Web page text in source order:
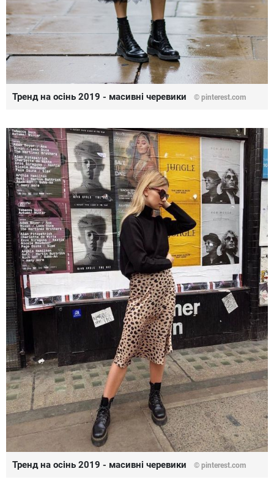
Тренд на осінь 2019 - масивні черевики © pinterest.com
Тренд на осінь 2019 - масивні черевики © pinterest.com